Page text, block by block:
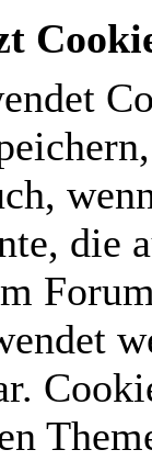
die